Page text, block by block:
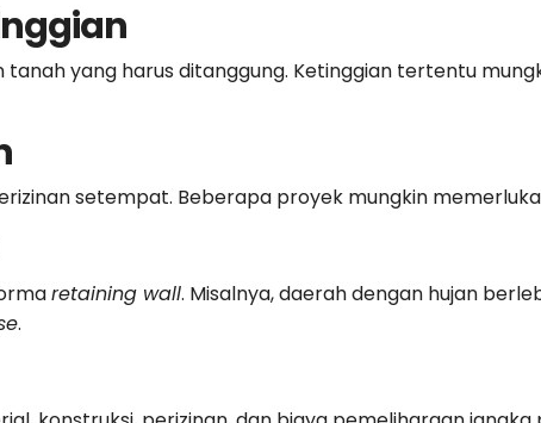
yang harus ditanggung. Ketinggian tertentu
setempat. Beberapa proyek mungkin
retaining wall. Misalnya, daerah dengan hujan
.